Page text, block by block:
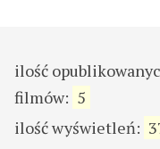
ilość
filmów: 5
ilość wyświetleń: